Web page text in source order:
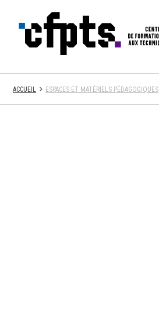
ACCUEIL ESPACES ET MATÉRIELS PÉDAGOGIQUES